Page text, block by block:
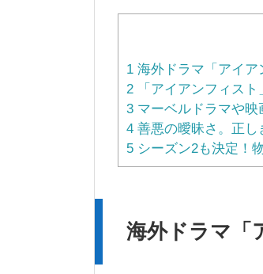
1 海外ドラマ「アイア
2 「アイアンフィスト
3 マーベルドラマや
4 善悪の曖昧さ。正し
5 シーズン2も決定！
海外ドラマ「